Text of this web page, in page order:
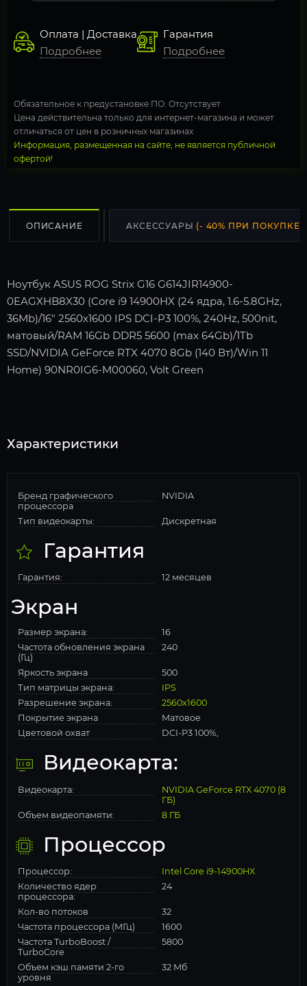
Оплата | Доставка
Подробнее
Гарантия
Подробнее
Обязательное к предустановке ПО: Отсутствует
Цена действительна только для интернет-магазина и может
отличаться от цен в розничных магазинах
Информация, размещенная на сайте, не является публичной
офертой!
ОПИСАНИЕ АКСЕССУАРЫ (- 40% ПРИ ПОКУПКЕ
Ноутбук ASUS ROG Strix G16 G614JIR14900-
0EAGXHB8X30 (Core i9 14900HX (24 ядра, 1.6-5.8GHz,
36Mb)/16" 2560x1600 IPS DCI-P3 100%, 240Hz, 500nit,
матовый/RAM 16Gb DDR5 5600 (max 64Gb)/1Tb
SSD/NVIDIA GeForce RTX 4070 8Gb (140 Вт)/Win 11
Home) 90NR0IG6-M00060, Volt Green
Характеристики
Бренд графического
процессора
NVIDIA
Тип видеокарты: Дискретная
Гарантия
Гарантия: 12 месяцев
Экран
Размер экрана:
16
Частота обновления экрана
(Гц)
240
Яркость экрана
500
Тип матрицы экрана:
IPS
Разрешение экрана:
2560x1600
Покрытие экрана
Матовое
Цветовой охват
DCI-P3 100%,
Видеокарта:
Видеокарта:
NVIDIA GeForce RTX 4070 (8
ГБ)
Объем видеопамяти:
8 ГБ
Процессор
Процессор:
Intel Core i9-14900HX
Количество ядер
процессора:
24
Кол-во потоков
32
Частота процессора (МГц)
1600
Частота TurboBoost /
TurboCore
5800
Объем кэш памяти 2-го
уровня
32 Мб